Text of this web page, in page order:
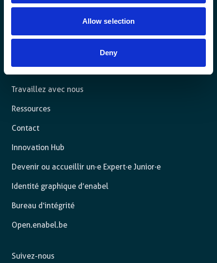
Allow selection
Deny
dans un État de droit et ont la liberté de s’épanouir
Nos actions
Travaillez avec nous
Ressources
Contact
Innovation Hub
Devenir ou accueillir un·e Expert·e Junior·e
Identité graphique d’enabel
Bureau d’intégrité
Open.enabel.be
Suivez-nous